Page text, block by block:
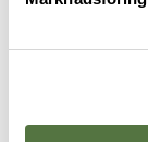
ESS
545 kr